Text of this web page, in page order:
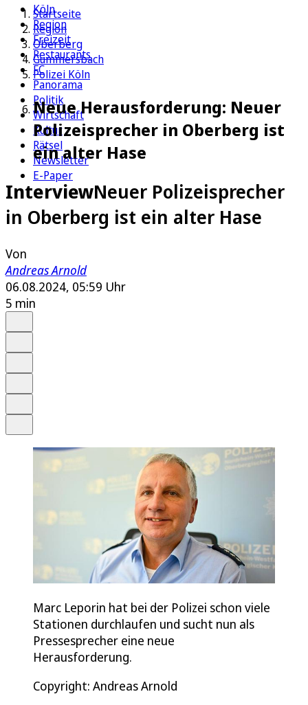
Köln
Region
Freizeit
Restaurants
FC
Panorama
Politik
Wirtschaft
Kultur
Rätsel
Newsletter
E-Paper
Startseite
Region
Oberberg
Gummersbach
Polizei Köln
Neue Herausforderung: Neuer
Polizeisprecher in Oberberg ist
ein alter Hase
InterviewNeuer Polizeisprecher
in Oberberg ist ein alter Hase
Von
Andreas Arnold
06.08.2024, 05:59 Uhr
5 min
Marc Leporin hat bei der Polizei schon viele
Stationen durchlaufen und sucht nun als
Pressesprecher eine neue
Herausforderung.
Copyright: Andreas Arnold